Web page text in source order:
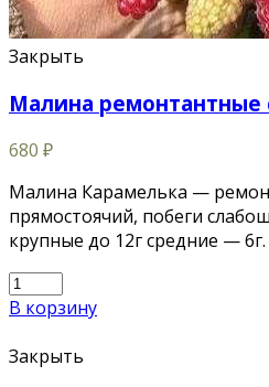
Закрыть
Малина ремонтантные
680 ₽
Малина Карамелька —
прямостоячий, побеги
крупные до 12г средние —
В корзину
Закрыть